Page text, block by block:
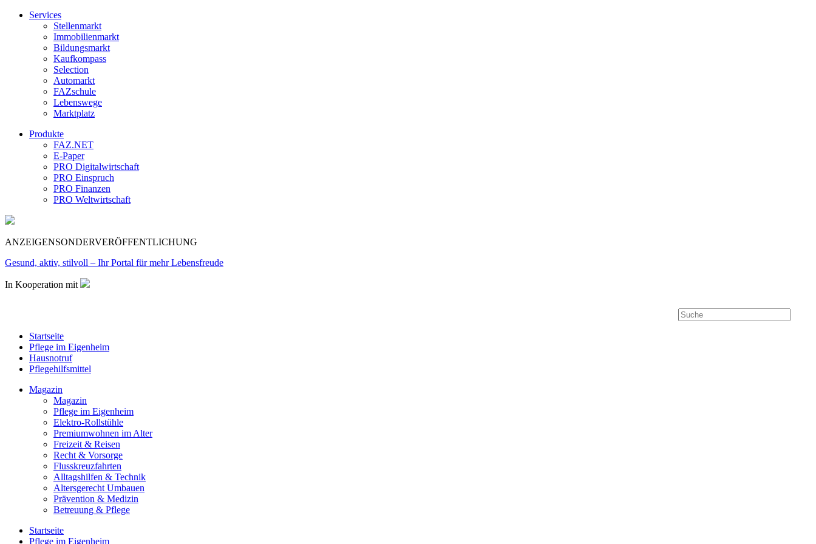
Services
Stellenmarkt
Immobilienmarkt
Bildungsmarkt
Kaufkompass
Selection
Automarkt
FAZschule
Lebenswege
Marktplatz
Produkte
FAZ.NET
E-Paper
PRO Digitalwirtschaft
PRO Einspruch
PRO Finanzen
PRO Weltwirtschaft
ANZEIGENSONDERVERÖFFENTLICHUNG
Gesund, aktiv, stilvoll – Ihr Portal für mehr Lebensfreude
In Kooperation mit
Startseite
Pflege im Eigenheim
Hausnotruf
Pflegehilfsmittel
Magazin
Magazin
Pflege im Eigenheim
Elektro-Rollstühle
Premiumwohnen im Alter
Freizeit & Reisen
Recht & Vorsorge
Flusskreuzfahrten
Alltagshilfen & Technik
Altersgerecht Umbauen
Prävention & Medizin
Betreuung & Pflege
Startseite
Pflege im Eigenheim